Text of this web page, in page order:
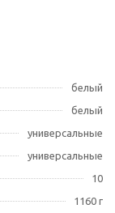
белый
белый
универсальные
универсальные
10
1160 г